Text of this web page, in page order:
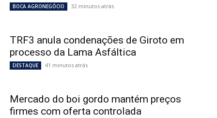
BOCA AGRONEGÓCIO 32 minutos atrás
TRF3 anula condenações de Giroto em
processo da Lama Asfáltica
DESTAQUE 41 minutos atrás
Mercado do boi gordo mantém preços
firmes com oferta controlada